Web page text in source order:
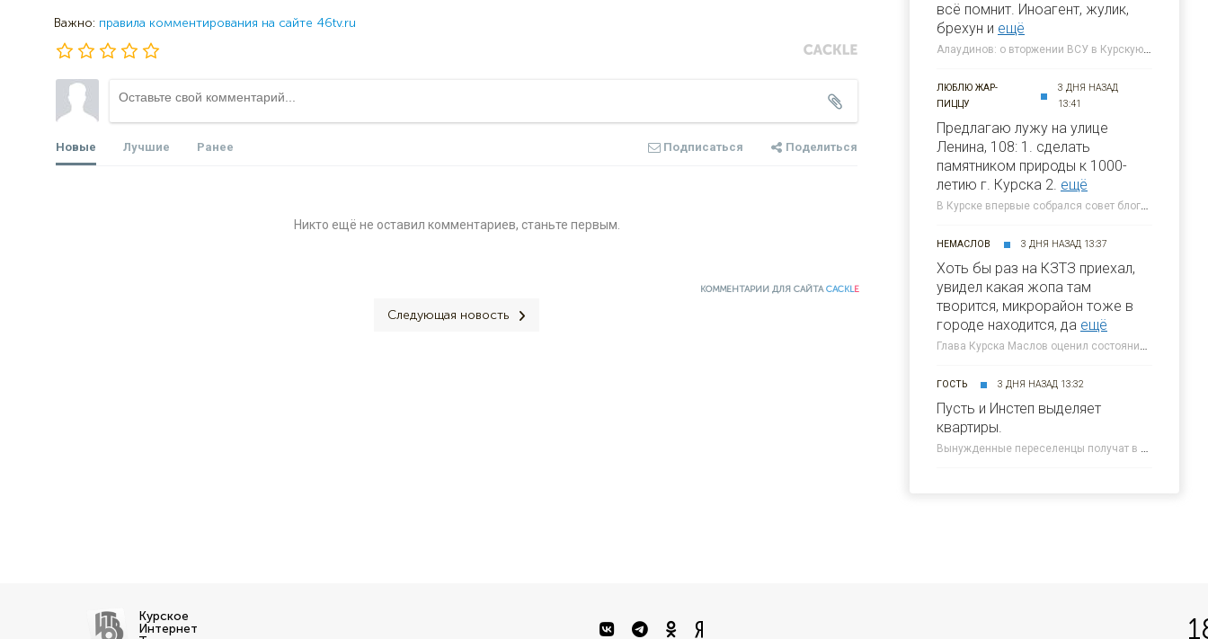
Важно: правила комментирования на сайте 46tv.ru
Новые Лучшие Ранее Подписаться Поделиться
Никто ещё не оставил комментариев, станьте первым.
КОММЕНТАРИИ ДЛЯ САЙТАCACKLE
Следующая новость
всё помнит. Иноагент, жулик,
брехун и ещё
Алаудинов: о вторжении ВСУ в Курскую область я узнал от гражданских людей » 46ТВ Курское Интернет Телевидение
ЛЮБЛЮ ЖАР-
ПИЦЦУ
3 ДНЯ НАЗАД
13:41
Предлагаю лужу на улице
Ленина, 108: 1. сделать
памятником природы к 1000-
летию г. Курска 2. ещё
В Курске впервые собрался совет блогеров при главе города » 46ТВ Курское Интернет Телевидение
НЕМАСЛОВ 3 ДНЯ НАЗАД 13:37
Хоть бы раз на КЗТЗ приехал,
увидел какая жопа там
творится, микрорайон тоже в
городе находится, да ещё
Глава Курска Маслов оценил состояние требующих благоустройства локаций » 46ТВ Курское Интернет Телевидение
ГОСТЬ 3 ДНЯ НАЗАД 13:32
Пусть и Инстеп выделяет
квартиры.
Вынужденные переселенцы получат в Курске около 300 квартир от КПД » 46ТВ Курское Интернет Телевидение
Курское
Интернет